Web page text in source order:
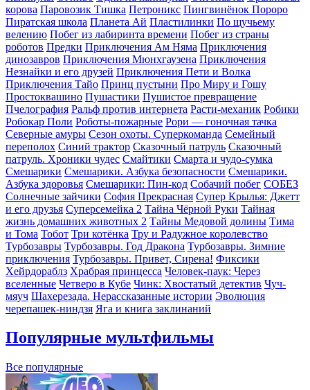
корова Паровозик Тишка Петроникс Пингвинёнок Пороро
Пиратская школа Планета Aй Пластилинки По щучьему
велению Побег из лабиринта времени Побег из страны
роботов Предки Приключения Ам Няма Приключения
динозавров Приключения Мюнхгаузена Приключения
Незнайки и его друзей Приключения Пети и Волка
Приключения Тайо Принц пустыни Про Миру и Гошу
Простоквашино Пушастики Пушистое превращение
Пчелография Ральф против интернета Расти-механик Робики
Робокар Поли Роботы-пожарные Рори — гоночная тачка
Северные амуры Сезон охоты. Суперкоманда Семейный
переполох Синий трактор Сказочный патруль Сказочный
патруль. Хроники чудес Смайтики Смарта и чудо-сумка
Смешарики Смешарики. Азбука безопасности Смешарики.
Азбука здоровья Смешарики: Пин-код Собачий побег СОБЕЗ
Солнечные зайчики София Прекрасная Супер Крылья: Джетт
и его друзья Суперсемейка 2 Тайна Чёрной Руки Тайная
жизнь домашних животных 2 Тайны Медовой долины Тима
и Тома Тобот Три котёнка Тру и Радужное королевство
Турбозавры Турбозавры. Год Дракона Турбозавры. Зимние
приключения Турбозавры. Привет, Сирена! Фиксики
Хейрдораблз Храбрая принцесса Человек-паук: Через
вселенные Четверо в Кубе Чинк: Хвостатый детектив Чуч-
мяуч Шахерезада. Нерассказанные истории Эволюция
черепашек-ниндзя Яга и книга заклинаний
Популярные мультфильмы
Все популярные